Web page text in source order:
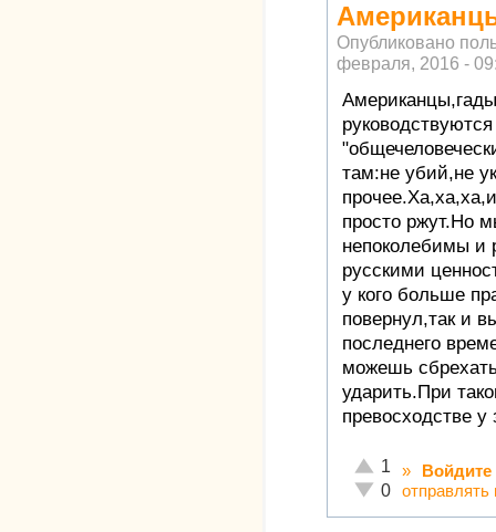
Опубликовано
февраля, 2016 -
там:не убий,не
просто ржут.Но
непоколебимы и
русскими
у кого больше
повернул,так и
последнего
можешь
ударить.При
превосходстве у
Отлично!
1
Неадекватно!
0
» Войдите
отправлять